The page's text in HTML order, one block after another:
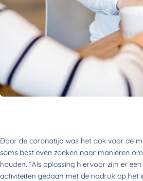
Door de coronatijd was het ook voor de
soms best even zoeken naar manieren
houden. “Als oplossing hiervoor zijn er
activiteiten gedaan met de nadruk op het